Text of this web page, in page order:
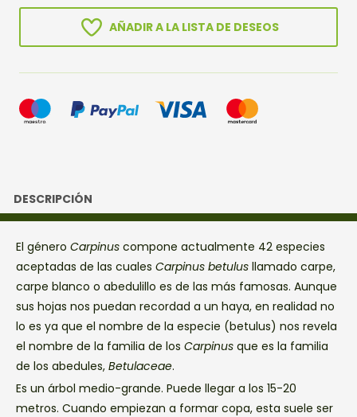
AÑADIR A LA LISTA DE DESEOS
DESCRIPCIÓN
El género Carpinus compone actualmente 42 especies
aceptadas de las cuales Carpinus betulus llamado carpe,
carpe blanco o abedulillo es de las más famosas. Aunque
sus hojas nos puedan recordad a un haya, en realidad no
lo es ya que el nombre de la especie (betulus) nos revela
el nombre de la familia de los Carpinus que es la familia
de los abedules, Betulaceae.
Es un árbol medio-grande. Puede llegar a los 15-20
metros. Cuando empiezan a formar copa, esta suele ser